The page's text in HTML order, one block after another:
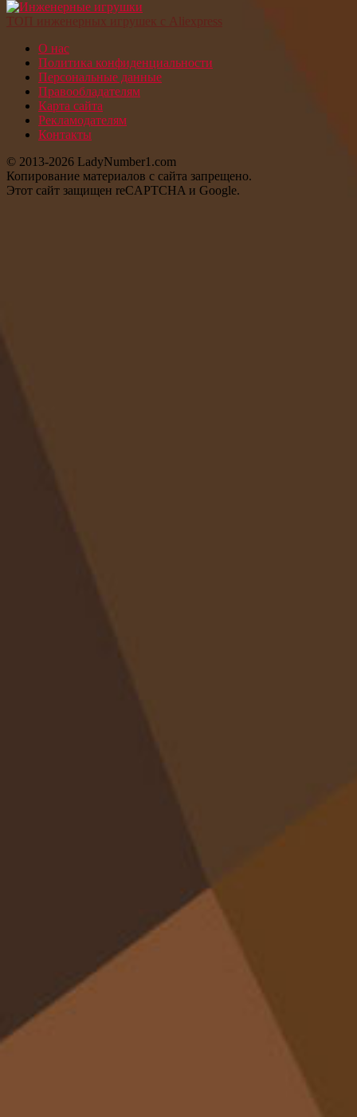
ТОП инженерных игрушек с Aliexpress
О нас
Политика конфиденциальности
Персональные данные
Правообладателям
Карта сайта
Рекламодателям
Контакты
© 2013-2026 LadyNumber1.com
Копирование материалов c сайта запрещено.
Этот сайт защищен reCAPTCHA и Google.